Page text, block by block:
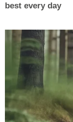
best every day